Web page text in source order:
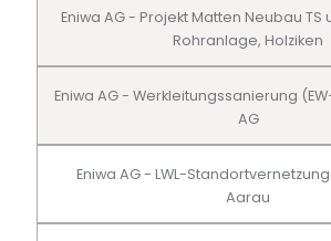
Eniwa AG - Projekt Matten Neubau TS
Rohranlage, Holziken
Eniwa AG - Werkleitungssanierung
AG
Eniwa AG - LWL-
Aarau